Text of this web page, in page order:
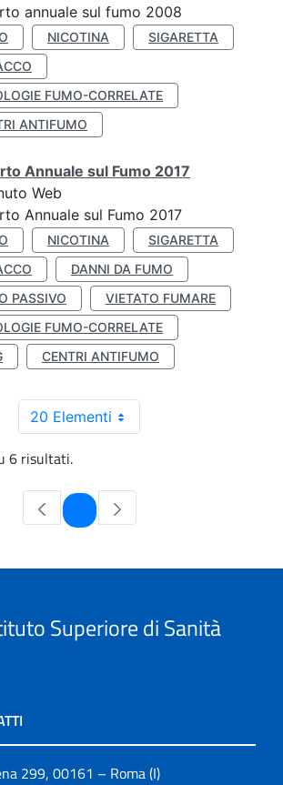
annuale sul fumo 2008
NICOTINA
SIGARETTA
FUMO-CORRELATE
ANTIFUMO
Annuale sul Fumo 2017
Web
Annuale sul Fumo 2017
NICOTINA
SIGARETTA
DANNI DA FUMO
PASSIVO
VIETATO FUMARE
FUMO-CORRELATE
CENTRI ANTIFUMO
20 Elementi
6 risultati.
Pagina
Superiore di Sanità
299, 00161 – Roma (I)